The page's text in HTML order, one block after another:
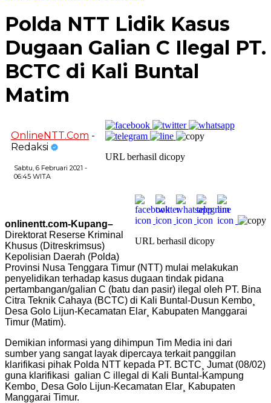
Polda NTT Lidik Kasus
Dugaan Galian C Ilegal PT.
BCTC di Kali Buntal
Matim
OnlineNTT.Com -
Redaksi
Sabtu, 6 Februari 2021 -
06:45 WITA
URL berhasil dicopy
URL berhasil dicopy
onlinentt.com-Kupang–
Direktorat Reserse Kriminal
Khusus (Ditreskrimsus)
Kepolisian Daerah (Polda)
Provinsi Nusa Tenggara Timur (NTT) mulai melakukan
penyelidikan terhadap kasus dugaan tindak pidana
pertambangan/galian C (batu dan pasir) ilegal oleh PT. Bina
Citra Teknik Cahaya (BCTC) di Kali Buntal-Dusun Kembo¸
Desa Golo Lijun-Kecamatan Elar¸ Kabupaten Manggarai
Timur (Matim).
Demikian informasi yang dihimpun Tim Media ini dari
sumber yang sangat layak dipercaya terkait panggilan
klarifikasi pihak Polda NTT kepada PT. BCTC¸ Jumat (08/02)
guna klarifikasi galian C illegal di Kali Buntal-Kampung
Kembo¸ Desa Golo Lijun-Kecamatan Elar¸ Kabupaten
Manggarai Timur.